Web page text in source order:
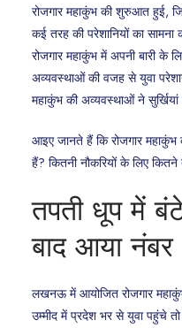
रोजगार महाकुंभ की शुरुआत हुई,
कई तरह की परेशानियों का सामना
रोजगार महाकुंभ में अपनी बारी के
अव्यवस्थाओं की वजह से युवा
महाकुंभ की अव्यवस्थाओं ने सुर्खियां
आइए जानते हैं कि रोजगार
हैं? कितनी नौकरियों के लिए
तपती धूप में
बाद आया नंबर
लखनऊ में आयोजित रोजगार
उम्मीद में प्रदेश भर से युवा पहुंचे